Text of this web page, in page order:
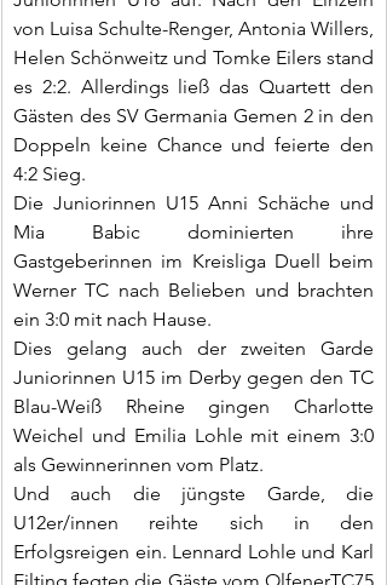
von Luisa Schulte-Renger, Antonia Willers,
Helen Schönweitz und Tomke Eilers stand
es 2:2. Allerdings ließ das Quartett den
Gästen des SV Germania Gemen 2 in den
Doppeln keine Chance und feierte den
4:2 Sieg.
Die Juniorinnen U15 Anni Schäche und
Mia Babic dominierten ihre
Gastgeberinnen im Kreisliga Duell beim
Werner TC nach Belieben und brachten
ein 3:0 mit nach Hause.
Dies gelang auch der zweiten Garde
Juniorinnen U15 im Derby gegen den TC
Blau-Weiß Rheine gingen Charlotte
Weichel und Emilia Lohle mit einem 3:0
als Gewinnerinnen vom Platz.
Und auch die jüngste Garde, die
U12er/innen reihte sich in den
Erfolgsreigen ein. Lennard Lohle und Karl